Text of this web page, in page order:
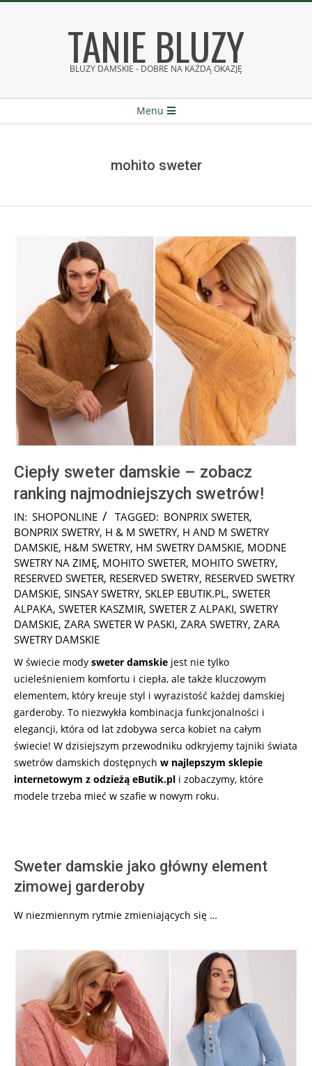
TANIE BLUZY
BLUZY DAMSKIE - DOBRE NA KAŻDĄ OKAZJĘ
Menu
mohito sweter
Ciepły sweter damskie – zobacz
ranking najmodniejszych swetrów!
2025-
10-
17
IN: SHOPONLINE TAGGED: BONPRIX SWETER,
BONPRIX SWETRY, H & M SWETRY, H AND M SWETRY
DAMSKIE, H&M SWETRY, HM SWETRY DAMSKIE, MODNE
SWETRY NA ZIMĘ, MOHITO SWETER, MOHITO SWETRY,
RESERVED SWETER, RESERVED SWETRY, RESERVED SWETRY
DAMSKIE, SINSAY SWETRY, SKLEP EBUTIK.PL, SWETER
ALPAKA, SWETER KASZMIR, SWETER Z ALPAKI, SWETRY
DAMSKIE, ZARA SWETER W PASKI, ZARA SWETRY, ZARA
SWETRY DAMSKIE
W świecie mody sweter damskie jest nie tylko
ucieleśnieniem komfortu i ciepła, ale także kluczowym
elementem, który kreuje styl i wyrazistość każdej damskiej
garderoby. To niezwykła kombinacja funkcjonalności i
elegancji, która od lat zdobywa serca kobiet na całym
świecie! W dzisiejszym przewodniku odkryjemy tajniki świata
swetrów damskich dostępnych w najlepszym sklepie
internetowym z odzieżą eButik.pl i zobaczymy, które
modele trzeba mieć w szafie w nowym roku.
Sweter damskie jako główny element
zimowej garderoby
W niezmiennym rytmie zmieniających się …